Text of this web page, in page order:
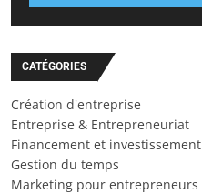
CATÉGORIES
Création d'entreprise
Entreprise & Entrepreneuriat
Financement et investissement
Gestion du temps
Marketing pour entrepreneurs